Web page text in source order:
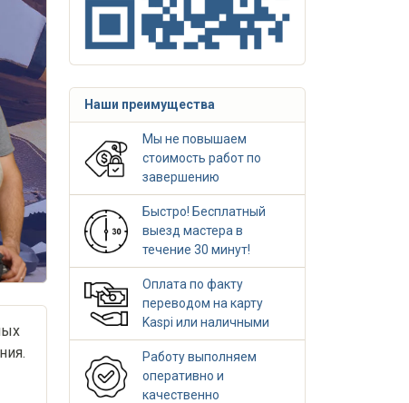
Наши преимущества
Мы не повышаем
стоимость работ по
завершению
Быстро! Бесплатный
выезд мастера в
течение 30 минут!
Оплата по факту
переводом на карту
Kaspi или наличными
Работу выполняем
оперативно и
качественно